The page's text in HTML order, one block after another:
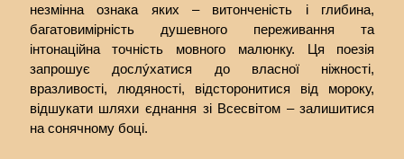
незмінна ознака яких – витонченість і глибина,
багатовимірність душевного переживання та
інтонаційна точність мовного малюнку. Ця поезія
запрошує дослýхатися до власної ніжності,
вразливості, людяності, відсторонитися від мороку,
відшукати шляхи єднання зі Всесвітом – залишитися
на сонячному боці.